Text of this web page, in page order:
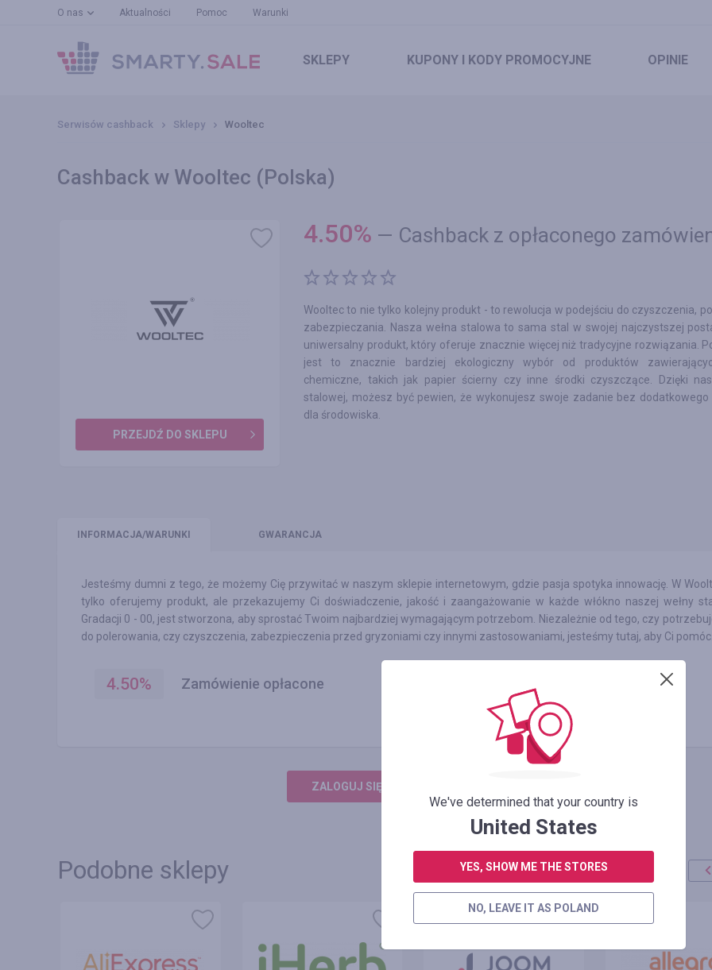
O nas Aktualności Pomoc Warunki
SKLEPY KUPONYI KODY PROMOCYJNE OPINIE
Serwisów cashback Sklepy Wooltec
Cashback w Wooltec (Polska)
PRZEJDŹ DO SKLEPU
4.50% — Cashback z opłaconego
Wooltec to nie tylko kolejny produkt - to rewolucja w podejściu do czyszczenia,
zabezpieczania. Nasza wełna stalowa to sama stal w swojej najczystszej
uniwersalny produkt, który oferuje znacznie więcej niż tradycyjne rozwiązania.
jest to znacznie bardziej ekologiczny wybór od produktów
chemiczne, takich jak papier ścierny czy inne środki czyszczące. Dzięki
stalowej, możesz być pewien, że wykonujesz swoje zadanie bez dodatkowego
dla środowiska.
INFO RMACJA/WARUNKI GWARANCJA
Jesteśmy dumni z tego, że możemy Cię przywitać w naszym sklepie internetowym, gdzie pasja spotyka innowację. W
tylko oferujemy produkt, ale przekazujemy Ci doświadczenie, jakość i zaangażowanie w każde włókno naszej wełny
Gradacji 0 - 00, jest stworzona, aby sprostać Twoim najbardziej wymagającym potrzebom. Niezależnie od tego, czy
do polerowania, czy czyszczenia, zabezpieczenia przed gryzoniami czy innymi zastosowaniami, jesteśmy tutaj, aby Ci pomóc.
4.50% Zamówienie opłacone
ZALOGUJ SIĘ, ŻEBY ZOSTAWIĆ OPINIĘ
Podobne sklepy
We've determined that your country is
United States
YES, SHOW ME THE STORES
NO, LEAVE IT AS POLAND